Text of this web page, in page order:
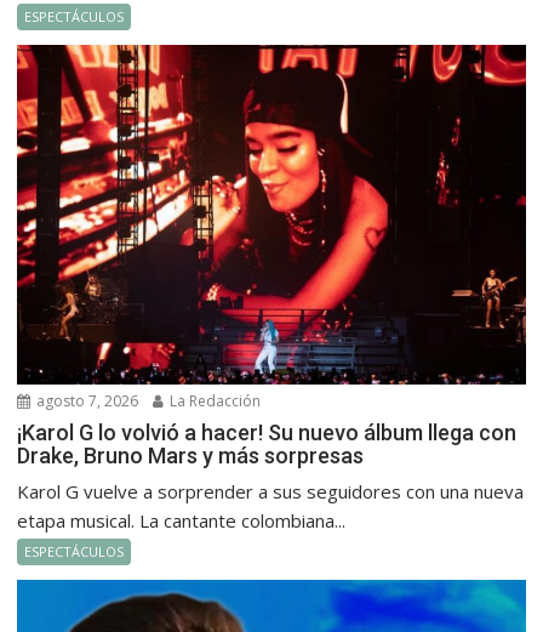
ESPECTÁCULOS
agosto 7, 2026 La Redacción
¡Karol G lo volvió a hacer! Su nuevo álbum llega con
Drake, Bruno Mars y más sorpresas
Karol G vuelve a sorprender a sus seguidores con una nueva
etapa musical. La cantante colombiana...
ESPECTÁCULOS